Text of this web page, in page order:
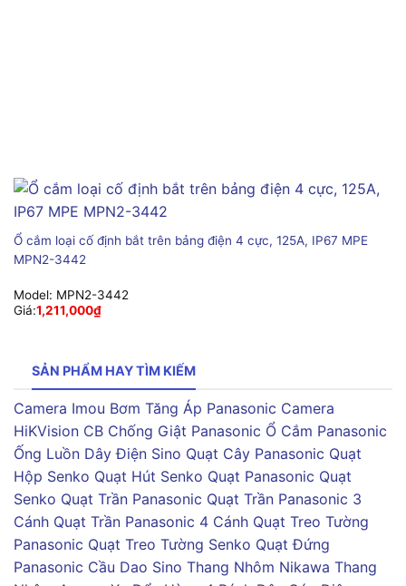
Ổ cắm loại cố định bắt trên bảng điện 4 cực, 125A, IP67 MPE
MPN2-3442
Model: MPN2-3442
Giá:1,211,000₫
SẢN PHẨM HAY TÌM KIẾM
Camera Imou Bơm Tăng Áp Panasonic Camera
HiKVision CB Chống Giật Panasonic Ổ Cắm Panasonic
Ống Luồn Dây Điện Sino Quạt Cây Panasonic Quạt
Hộp Senko Quạt Hút Senko Quạt Panasonic Quạt
Senko Quạt Trần Panasonic Quạt Trần Panasonic 3
Cánh Quạt Trần Panasonic 4 Cánh Quạt Treo Tường
Panasonic Quạt Treo Tường Senko Quạt Đứng
Panasonic Cầu Dao Sino Thang Nhôm Nikawa Thang